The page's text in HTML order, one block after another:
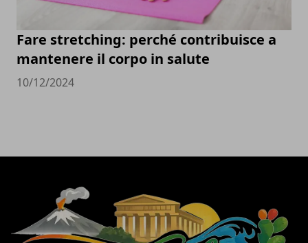
Fare stretching: perché contribuisce a
mantenere il corpo in salute
10/12/2024